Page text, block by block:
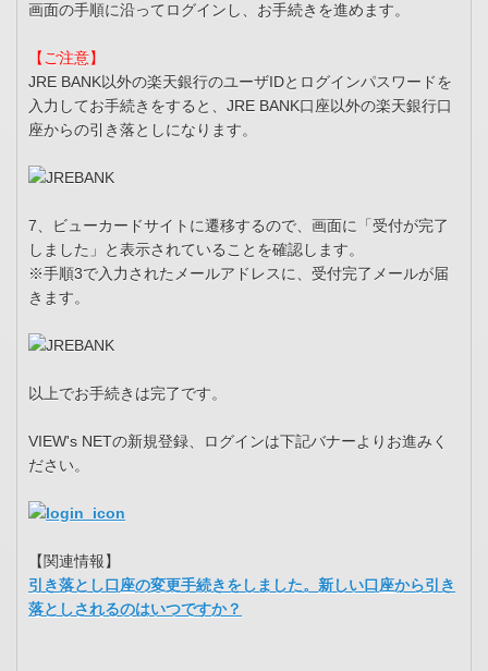
画面の手順に沿ってログインし、お手続きを進めます。
【ご注意】
JRE BANK以外の楽天銀行のユーザIDとログインパスワードを
入力してお手続きをすると、JRE BANK口座以外の楽天銀行口
座からの引き落としになります。
7、ビューカードサイトに遷移するので、画面に「受付が完了
しました」と表示されていることを確認します。
※手順3で入力されたメールアドレスに、受付完了メールが届
きます。
以上でお手続きは完了です。
VIEW's NETの新規登録、ログインは下記バナーよりお進みく
ださい。
【関連情報】
引き落とし口座の変更手続きをしました。新しい口座から引き
落としされるのはいつですか？